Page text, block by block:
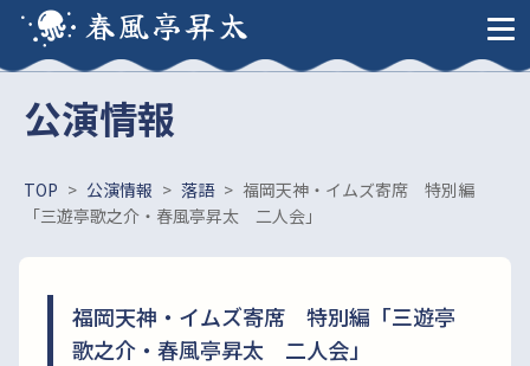
春風亭昇太
公演情報
TOP > 公演情報 > 落語 > 福岡天神・イムズ寄席 特別編
「三遊亭歌之介・春風亭昇太 二人会」
福岡天神・イムズ寄席 特別編「三遊亭
歌之介・春風亭昇太 二人会」